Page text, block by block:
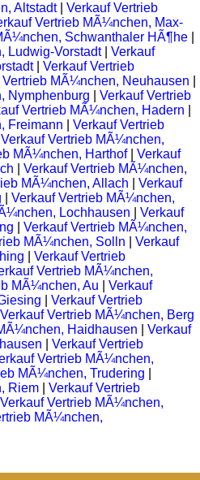
Altstadt
Verkauf Vertrieb
Vertrieb MÃ¼nchen, Max-
Schwanthaler HÃ¶he
Ludwig-Vorstadt
Verkauf
Verkauf Vertrieb
Vertrieb MÃ¼nchen, Neuhausen
Nymphenburg
Verkauf Vertrieb
Vertrieb MÃ¼nchen, Hadern
Freimann
Verkauf Vertrieb
Verkauf Vertrieb MÃ¼nchen,
MÃ¼nchen, Harthof
Verkauf
Verkauf Vertrieb MÃ¼nchen,
MÃ¼nchen, Allach
Verkauf
Verkauf Vertrieb MÃ¼nchen,
Lochhausen
Verkauf
Verkauf Vertrieb MÃ¼nchen,
MÃ¼nchen, Solln
Verkauf
Verkauf Vertrieb
Vertrieb MÃ¼nchen,
MÃ¼nchen, Au
Verkauf
Verkauf Vertrieb
Verkauf Vertrieb MÃ¼nchen, Berg
Haidhausen
Verkauf
Verkauf Vertrieb
Vertrieb MÃ¼nchen,
MÃ¼nchen, Trudering
Riem
Verkauf Vertrieb
Verkauf Vertrieb MÃ¼nchen,
MÃ¼nchen,